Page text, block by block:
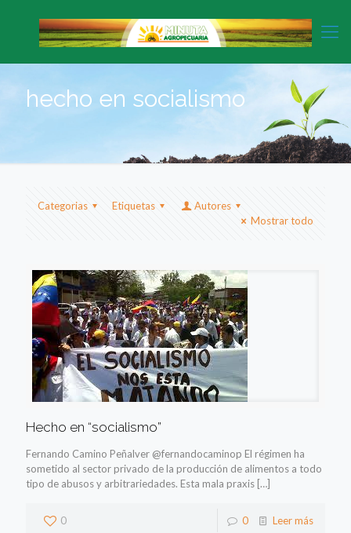
hecho en socialismo
Categorias Etiquetas
Autores
Mostrar todo
Hecho en “socialismo”
Fernando Camino Peñalver @fernandocaminop El régimen ha
sometido al sector privado de la producción de alimentos a todo
tipo de abusos y arbitrariedades. Esta mala praxis […]
0 0 Leer más